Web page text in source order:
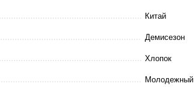
Китай
Демисезон
Хлопок
Молодежный